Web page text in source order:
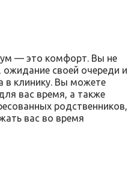
ум — это комфорт. Вы не
ожидание своей очереди и
в клинику. Вы можете
вас время, а также
родственников,
вас во время